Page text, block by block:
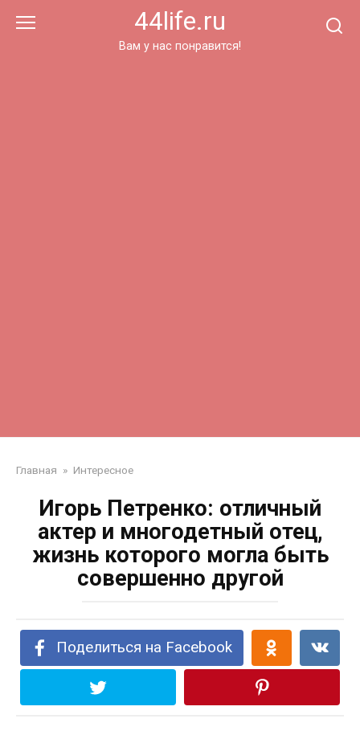
44life.ru
Вам у нас понравится!
Главная » Интересное
Игорь Петренко: отличный
актер и многодетный отец,
жизнь которого могла быть
совершенно другой
Поделиться на Facebook